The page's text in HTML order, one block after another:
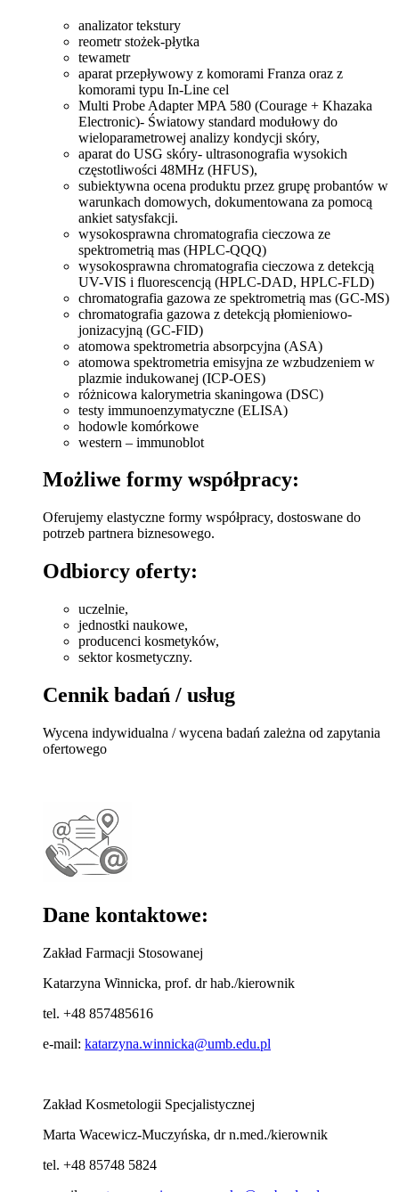
analizator tekstury
reometr stożek-płytka
tewametr
aparat przepływowy z komorami Franza oraz z
komorami typu In-Line cel
Multi Probe Adapter MPA 580 (Courage + Khazaka
Electronic)- Światowy standard modułowy do
wieloparametrowej analizy kondycji skóry,
aparat do USG skóry- ultrasonografia wysokich
częstotliwości 48MHz (HFUS),
subiektywna ocena produktu przez grupę probantów w
warunkach domowych, dokumentowana za pomocą
ankiet satysfakcji.
wysokosprawna chromatografia cieczowa ze
spektrometrią mas (HPLC-QQQ)
wysokosprawna chromatografia cieczowa z detekcją
UV-VIS i fluorescencją (HPLC-DAD, HPLC-FLD)
chromatografia gazowa ze spektrometrią mas (GC-MS)
chromatografia gazowa z detekcją płomieniowo-
jonizacyjną (GC-FID)
atomowa spektrometria absorpcyjna (ASA)
atomowa spektrometria emisyjna ze wzbudzeniem w
plazmie indukowanej (ICP-OES)
różnicowa kalorymetria skaningowa (DSC)
testy immunoenzymatyczne (ELISA)
hodowle komórkowe
western – immunoblot
Możliwe formy współpracy:
Oferujemy elastyczne formy współpracy, dostoswane do
potrzeb partnera biznesowego.
Odbiorcy oferty:
uczelnie,
jednostki naukowe,
producenci kosmetyków,
sektor kosmetyczny.
Cennik badań / usług
Wycena indywidualna / wycena badań zależna od zapytania
ofertowego
Dane kontaktowe:
Zakład Farmacji Stosowanej
Katarzyna Winnicka, prof. dr hab./kierownik
tel. +48 857485616
e-mail: katarzyna.winnicka@umb.edu.pl
Zakład Kosmetologii Specjalistycznej
Marta Wacewicz-Muczyńska, dr n.med./kierownik
tel. +48 85748 5824